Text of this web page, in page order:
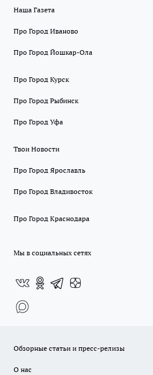
Наша Газета
Про Город Иваново
Про Город Йошкар-Ола
Про Город Курск
Про Город Рыбинск
Про Город Уфа
Твои Новости
Про Город Ярославль
Про Город Владивосток
Про Город Краснодара
Мы в социальных сетях
Обзорные статьи и пресс-релизы
О нас